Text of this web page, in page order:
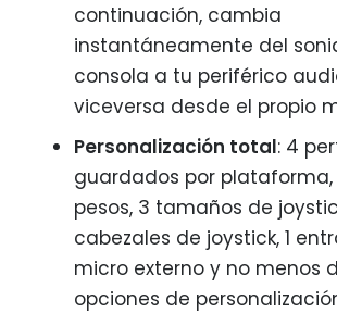
continuación, cambia
instantáneamente del
consola a tu periférico
viceversa desde el propio
Personalización total: 4
guardados por plataforma,
pesos, 3 tamaños de
cabezales de joystick, 1
micro externo y no menos
opciones de